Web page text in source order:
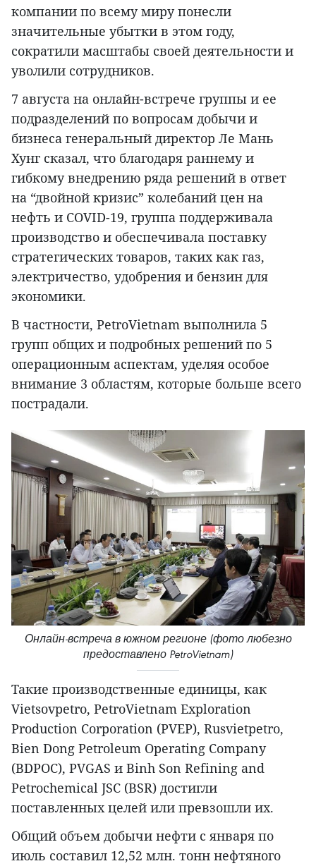
компании по всему миру понесли
значительные убытки в этом году,
сократили масштабы своей деятельности и
уволили сотрудников.
7 августа на онлайн-встрече группы и ее
подразделений по вопросам добычи и
бизнеса генеральный директор Ле Мань
Хунг сказал, что благодаря раннему и
гибкому внедрению ряда решений в ответ
на “двойной кризис” колебаний цен на
нефть и COVID-19, группа поддерживала
производство и обеспечивала поставку
стратегических товаров, таких как газ,
электричество, удобрения и бензин для
экономики.
В частности, PetroVietnam выполнила 5
групп общих и подробных решений по 5
операционным аспектам, уделяя особое
внимание 3 областям, которые больше всего
пострадали.
Онлайн-встреча в южном регионе (фото любезно
предоставлено PetroVietnam)
Такие производственные единицы, как
Vietsovpetro, PetroVietnam Exploration
Production Corporation (PVEP), Rusvietpetro,
Bien Dong Petroleum Operating Company
(BDPOC), PVGAS и Binh Son Refining and
Petrochemical JSC (BSR) достигли
поставленных целей или превзошли их.
Общий объем добычи нефти с января по
июль составил 12,52 млн. тонн нефтяного